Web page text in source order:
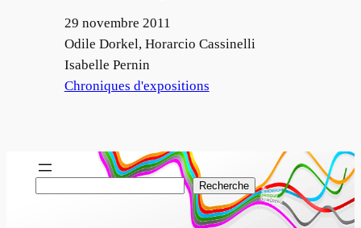
Date
29 novembre 2011
Auteur
Odile Dorkel, Horarcio Cassinelli
Isabelle Pernin
Par rapport à
Chroniques d'expositions
Recherche